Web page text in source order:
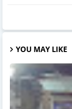
YOU MAY LIKE